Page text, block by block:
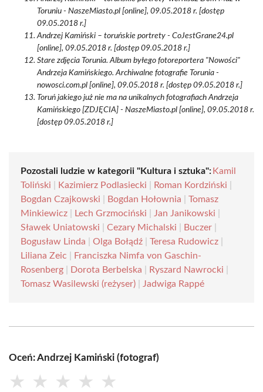
Toruniu - NaszeMiasto.pl [online], 09.05.2018 r. [dostęp
09.05.2018 r.]
Andrzej Kamiński – toruńskie portrety - CoJestGrane24.pl
[online], 09.05.2018 r. [dostęp 09.05.2018 r.]
Stare zdjęcia Torunia. Album byłego fotoreportera "Nowości"
Andrzeja Kamińskiego. Archiwalne fotografie Torunia -
nowosci.com.pl [online], 09.05.2018 r. [dostęp 09.05.2018 r.]
Toruń jakiego już nie ma na unikalnych fotografiach Andrzeja
Kamińskiego [ZDJĘCIA] - NaszeMiasto.pl [online], 09.05.2018 r.
[dostęp 09.05.2018 r.]
Pozostali ludzie w kategorii "Kultura i sztuka": Kamil
Toliński
Kazimierz Podlasiecki Roman Kordziński
Bogdan Czajkowski
Bogdan Hołownia
Tomasz
Minkiewicz
Lech Grzmociński Jan Janikowski
Sławek Uniatowski
Cezary Michalski Buczer
Bogusław Linda
Olga Bołądź Teresa Rudowicz
Liliana Zeic
Franciszka Nimfa von Gaschin-
Rosenberg
Dorota Berbelska Ryszard Nawrocki
Tomasz Wasilewski (reżyser)
Jadwiga Rappé
Oceń: Andrzej Kamiński (fotograf)
★ ★ ★ ★ ★